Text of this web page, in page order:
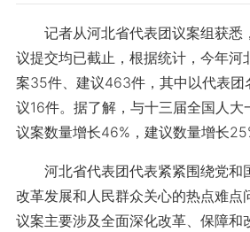
记者从河北省代表团议案组获悉
议提交均已截止，根据统计，今年河
案35件、建议463件，其中以代表团
议16件。据了解，与十三届全国人大
议案数量增长46%，建议数量增长
河北省代表团代表紧紧围绕党和
改革发展和人民群众关心的热点难
议案主要涉及全面深化改革、保障和